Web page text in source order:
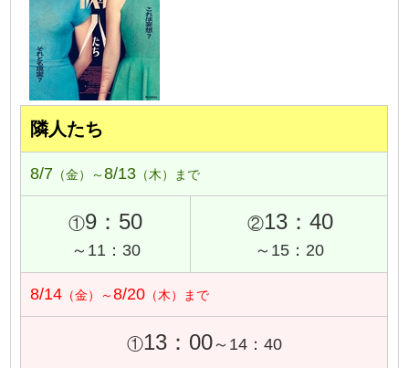
隣人たち
8/7 （金）～8/13 （木）まで
①9：50
～11：30
②13：40
～15：20
8/14 （金）～8/20 （木）まで
①13：00～14：40